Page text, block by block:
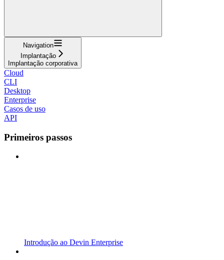
Navigation
Implantação
Implantação corporativa
Cloud
CLI
Desktop
Enterprise
Casos de uso
API
Primeiros passos
Introdução ao Devin Enterprise